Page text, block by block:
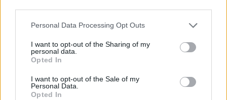
Personal Data Processing Opt Outs
I want to opt-out of the Sharing of my
personal data.
Opted In
I want to opt-out of the Sale of my
Personal Data.
Opted In
Σε όλη τη χώρα προβλέπονται παροδικά αυξημένες
νεφώσεις με τοπικές βροχές στα ανατολικά και
κυρίως στα νότια και στις Κυκλάδες, την Κρήτη και
τα Δωδεκάνησα, μεμονωμένες καταιγίδες. Στα